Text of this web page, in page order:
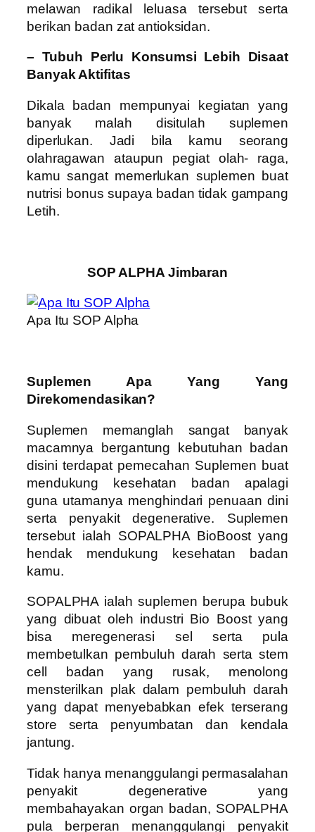
melawan radikal leluasa tersebut serta
berikan badan zat antioksidan.
– Tubuh Perlu Konsumsi Lebih Disaat
Banyak Aktifitas
Dikala badan mempunyai kegiatan yang
banyak malah disitulah suplemen
diperlukan. Jadi bila kamu seorang
olahragawan ataupun pegiat olah- raga,
kamu sangat memerlukan suplemen buat
nutrisi bonus supaya badan tidak gampang
Letih.
SOP ALPHA Jimbaran
Apa Itu SOP Alpha
Suplemen Apa Yang Yang
Direkomendasikan?
Suplemen memanglah sangat banyak
macamnya bergantung kebutuhan badan
disini terdapat pemecahan Suplemen buat
mendukung kesehatan badan apalagi
guna utamanya menghindari penuaan dini
serta penyakit degenerative. Suplemen
tersebut ialah SOPALPHA BioBoost yang
hendak mendukung kesehatan badan
kamu.
SOPALPHA ialah suplemen berupa bubuk
yang dibuat oleh industri Bio Boost yang
bisa meregenerasi sel serta pula
membetulkan pembuluh darah serta stem
cell badan yang rusak, menolong
mensterilkan plak dalam pembuluh darah
yang dapat menyebabkan efek terserang
store serta penyumbatan dan kendala
jantung.
Tidak hanya menanggulangi permasalahan
penyakit degenerative yang
membahayakan organ badan, SOPALPHA
pula berperan menanggulangi penyakit